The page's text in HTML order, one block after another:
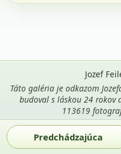
Predchádzajúca
Jozef
Táto galéria je odkazom
budoval s láskou 24 rokov
113619
Použitie fotografií z tejto
mena autora Jozef